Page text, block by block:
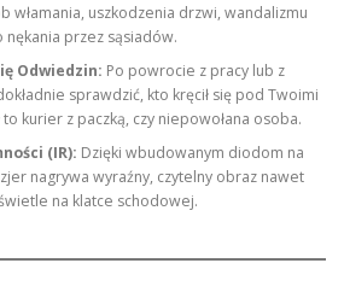
włamania, uszkodzenia drzwi, wandalizmu
nękania przez sąsiadów.
Odwiedzin: Po powrocie z pracy lub z
sprawdzić, kto kręcił się pod Twoimi
to kurier z paczką, czy niepowołana osoba.
(IR): Dzięki wbudowanym diodom na
nagrywa wyraźny, czytelny obraz nawet
na klatce schodowej.